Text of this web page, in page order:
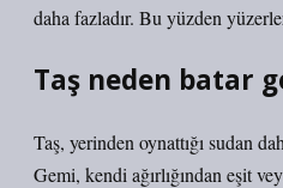
daha fazladır. Bu yüzden
Taş neden batar
Taş, yerinden oynattığı sudan
Gemi, kendi ağırlığından eşit